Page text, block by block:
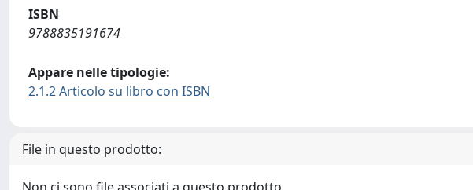
ISBN
9788835191674
Appare nelle tipologie:
2.1.2 Articolo su libro con ISBN
File in questo prodotto: